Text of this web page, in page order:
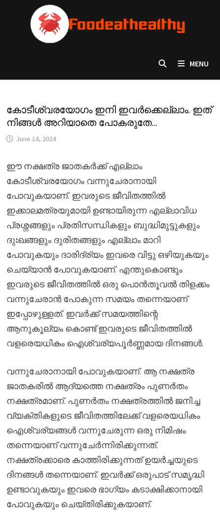
MENU
കോടീശ്വരയോഗം ഇനി ഇവർക്കെല്ലാം. ഇത്
നിങ്ങൾ അറിയാതെ പോകരുതേ…
June 14, 2024
ഈ നക്ഷത്ര ജാതകർക്ക് എല്ലാം
കോടീശ്വരയോഗം വന്നുചേരാനായി
പോവുകയാണ്. ഇവരുടെ ജീവിതത്തിൽ
ഇക്കാലമത്രയുമായി ഉണ്ടായിരുന്ന എല്ലാവിധ
പ്രശ്നങ്ങളും പ്രതിസന്ധികളും ബുദ്ധിമുട്ടുകളും
ദുഃഖങ്ങളും ദുരിതങ്ങളും എല്ലാം മാറി
പോവുകയും ദാരിദ്ര്യം ഇവരെ വിട്ടു ഒഴിയുകയും
ചെയ്യാൻ പോവുകയാണ്. എന്തുകൊണ്ടും
ഇവരുടെ ജീവിതത്തിൽ ഒരു പൊൻതൂവൽ തിളക്കം
വന്നുചേരാൻ പോകുന്ന സമയം തന്നെയാണ്
ഇപ്പോഴുള്ളത്. ഇവർക്ക് സമയത്തിന്റെ
ആനുകൂല്യം കൊണ്ട് ഇവരുടെ ജീവിതത്തിൽ
വളരെയധികം ഐശ്വര്യപൂർണ്ണമായ ദിനങ്ങൾ.
വന്നുചേരാനായി പോവുകയാണ്. ആ നക്ഷത്ര
ജാതകരിൽ ആദ്യത്തെ നക്ഷത്രം പുണർതം
നക്ഷത്രമാണ്. പുണർതം നക്ഷത്രത്തിൽ ജനിച്ച
വ്യക്തികളുടെ ജീവിതത്തിലേക്ക് വളരെയധികം
ഐശ്വര്യങ്ങൾ വന്നുചേരുന്ന ഒരു നിമിഷം
തന്നെയാണ് വന്നുചേർന്നിരിക്കുന്നത്.
നക്ഷത്രക്കാരെ കാത്തിരിക്കുന്നത് ഉയർച്ചയുടെ
ദിനങ്ങൾ തന്നെയാണ്. ഇവർക്ക് ഒരുപാട് സമൃദ്ധി
ഉണ്ടാവുകയും ഇവരെ ഭാഗ്യം കടാക്ഷിക്കാനായി
പോവുകയും ചെയ്തിരിക്കുകയാണ്.